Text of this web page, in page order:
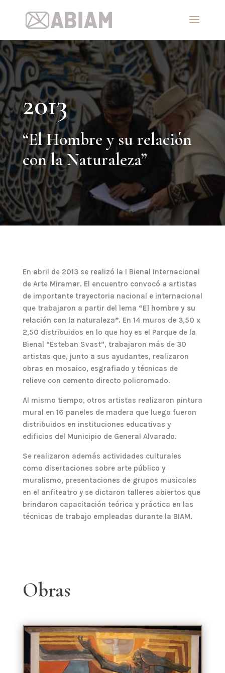
2013
“El Hombre y su relación
con la Naturaleza”
En abril de 2013 se realizó la I Bienal Internacional
de Arte Miramar. El encuentro convocó a artistas
de importante trayectoria nacional e internacional
que trabajaron a partir del lema “El hombre y su
relación con la naturaleza”. En 14 muros de 3,50 x
2,50 distribuidos en lo que hoy es el Parque de la
Bienal “Esteban Svast”, trabajaron más de 30
artistas que, junto a sus ayudantes, realizaron
obras en mosaico, esgrafiado y técnicas de
relieve con cemento directo policromado.
Al mismo tiempo, otros artistas realizaron pintura
mural en 16 paneles de madera que luego fueron
distribuidos en instituciones educativas y
edificios del Municipio de General Alvarado.
Se realizaron además actividades culturales
como disertaciones sobre arte público y
muralismo, presentaciones de grupos musicales
en el anfiteatro y se dictaron talleres abiertos que
brindaron capacitación teórica y práctica en las
técnicas de trabajo empleadas durante la BIAM.
Obras